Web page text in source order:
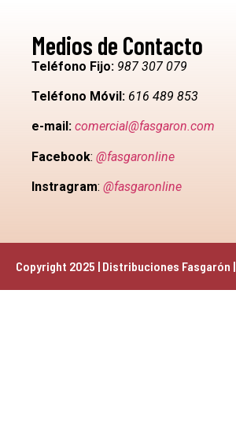
Medios de Contacto
Teléfono Fijo: 987 307 079
Teléfono Móvil: 616 489 853
e-mail: comercial@fasgaron.com
Facebook: @fasgaronline
Instragram: @fasgaronline
Copyright 2025 | Distribuciones Fasgarón